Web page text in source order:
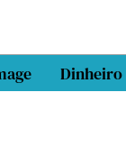
Dinheiro